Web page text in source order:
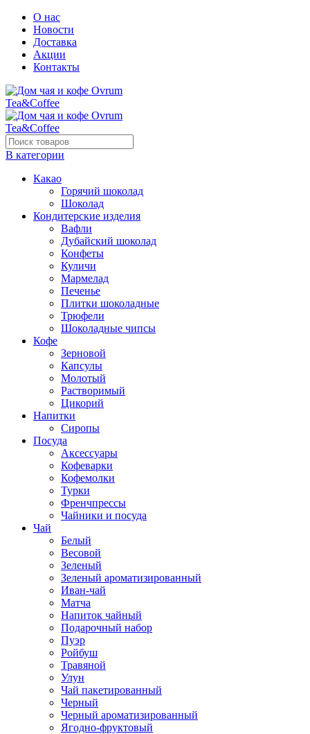
О нас
Новости
Доставка
Акции
Контакты
В категории
Какао
Горячий шоколад
Шоколад
Кондитерские изделия
Вафли
Дубайский шоколад
Конфеты
Куличи
Мармелад
Печенье
Плитки шоколадные
Трюфели
Шоколадные чипсы
Кофе
Зерновой
Капсулы
Молотый
Растворимый
Цикорий
Напитки
Сиропы
Посуда
Аксессуары
Кофеварки
Кофемолки
Турки
Френчпрессы
Чайники и посуда
Чай
Белый
Весовой
Зеленый
Зеленый ароматизированный
Иван-чай
Матча
Напиток чайный
Подарочный набор
Пуэр
Ройбуш
Травяной
Улун
Чай пакетированный
Черный
Черный ароматизированный
Ягодно-фруктовый